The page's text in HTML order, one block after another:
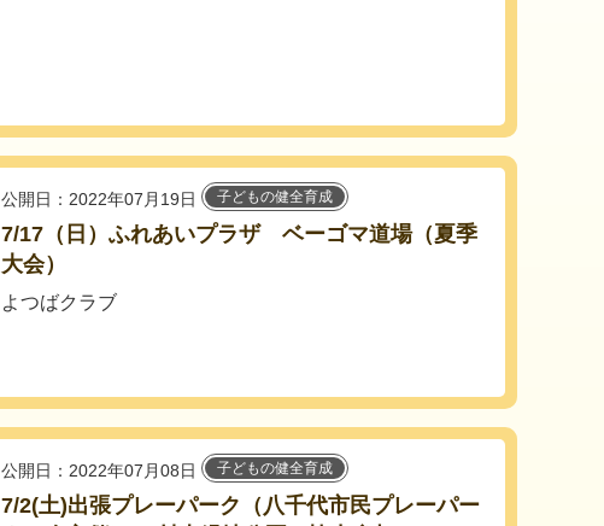
公開日：2022年07月19日 子どもの健全育成
7/17（日）ふれあいプラザ ベーゴマ道場（夏季
大会）
よつばクラブ
公開日：2022年07月08日 子どもの健全育成
7/2(土)出張プレーパーク（八千代市民プレーパー